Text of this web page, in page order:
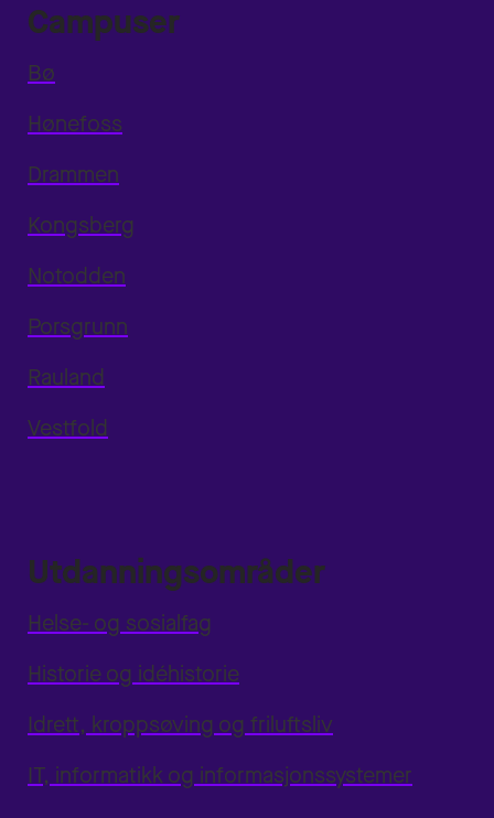
Campuser
Bø
Hønefoss
Drammen
Kongsberg
Notodden
Porsgrunn
Rauland
Vestfold
Utdanningsområder
Helse- og sosialfag
Historie og idéhistorie
Idrett, kroppsøving og friluftsliv
IT, informatikk og informasjonssystemer